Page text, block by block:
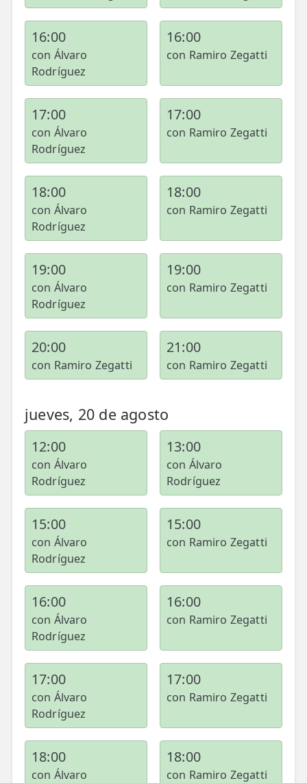
16:00
con Álvaro
Rodríguez
16:00
con Ramiro Zegatti
17:00
con Álvaro
Rodríguez
17:00
con Ramiro Zegatti
18:00
con Álvaro
Rodríguez
18:00
con Ramiro Zegatti
19:00
con Álvaro
Rodríguez
19:00
con Ramiro Zegatti
20:00
con Ramiro Zegatti
21:00
con Ramiro Zegatti
jueves, 20 de agosto
12:00
con Álvaro
Rodríguez
13:00
con Álvaro
Rodríguez
15:00
con Álvaro
Rodríguez
15:00
con Ramiro Zegatti
16:00
con Álvaro
Rodríguez
16:00
con Ramiro Zegatti
17:00
con Álvaro
Rodríguez
17:00
con Ramiro Zegatti
18:00
con Álvaro
18:00
con Ramiro Zegatti